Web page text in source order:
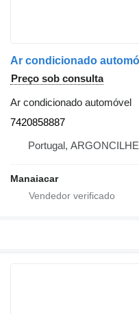
Preço sob consulta
Ar condicionado automóvel
7420858887
Portugal, ARGONCILHE
Manaiacar